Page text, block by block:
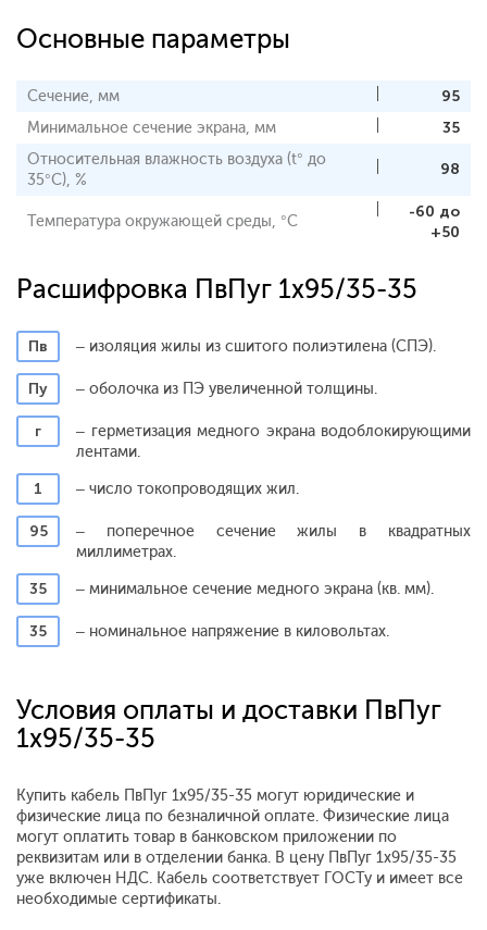
Основные параметры
Сечение, мм
95
Минимальное сечение экрана, мм
35
Относительная влажность воздуха (t° до
35°С), %
98
Температура окружающей среды, °С
-60 до
+50
Расшифровка ПвПуг 1x95/35-35
Пв – изоляция жилы из сшитого полиэтилена (СПЭ).
Пу – оболочка из ПЭ увеличенной толщины.
г
– герметизация медного экрана водоблокирующими
лентами.
1
– число токопроводящих жил.
95
– поперечное сечение жилы в квадратных
миллиметрах.
35
– минимальное сечение медного экрана (кв. мм).
35 – номинальное напряжение в киловольтах.
Условия оплаты и доставки ПвПуг
1x95/35-35
Купить кабель ПвПуг 1x95/35-35 могут юридические и
физические лица по безналичной оплате. Физические лица
могут оплатить товар в банковском приложении по
реквизитам или в отделении банка. В цену ПвПуг 1x95/35-35
уже включен НДС. Кабель соответствует ГОСТу и имеет все
необходимые сертификаты.